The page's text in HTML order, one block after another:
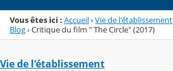
Vous êtes ici : Accueil›Vie de l'établissement
Blog›Critique du film " The Circle" (2017)
Vie de l'établissement